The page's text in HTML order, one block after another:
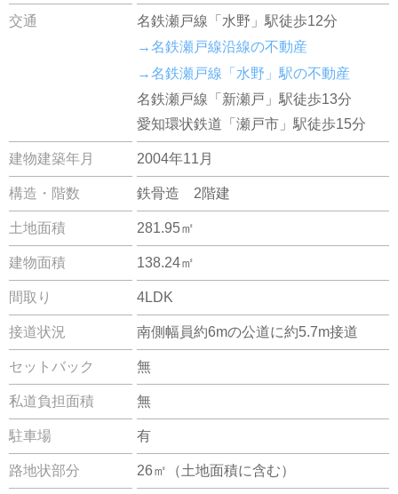
交通
名鉄瀬戸線「水野」駅徒歩12分
→名鉄瀬戸線沿線の不動産
→名鉄瀬戸線「水野」駅の不動産
名鉄瀬戸線「新瀬戸」駅徒歩13分
愛知環状鉄道「瀬戸市」駅徒歩15分
建物建築年月 2004年11月
構造・階数 鉄骨造 2階建
土地面積 281.95㎡
建物面積 138.24㎡
間取り 4LDK
接道状況 南側幅員約6mの公道に約5.7m接道
セットバック 無
私道負担面積 無
駐車場 有
路地状部分 26㎡（土地面積に含む）